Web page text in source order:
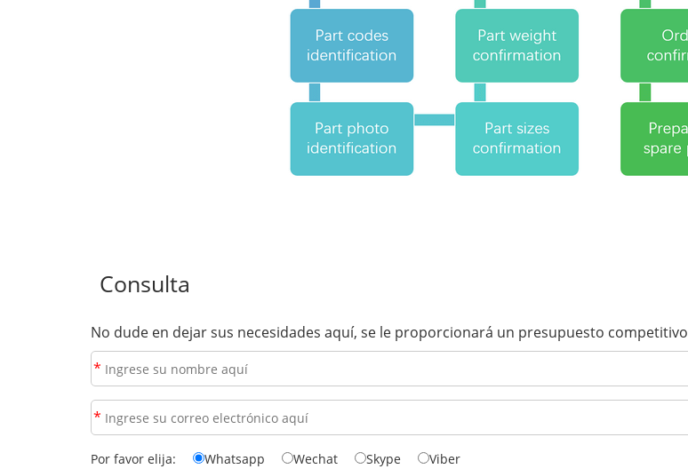
Consulta
No dude en dejar sus necesidades aquí, se le proporcionará un presupuesto
*
*
Por favor elija: Whatsapp Wechat Skype Viber